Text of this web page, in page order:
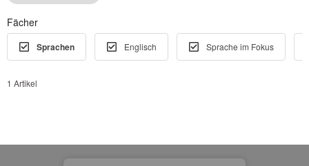
Fächer
Sprachen Englisch Sprache im Fokus
1 Artikel